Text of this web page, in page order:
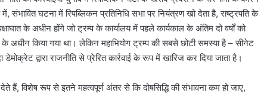
संभावित घटना में रिपब्लिकन प्रतिनिधि सभा पर नियंत्रण खो देता है, राष्ट्रपति के
के अधीन होंगे जो ट्रम्प के कार्यालय में पहले कार्यकाल के अंतिम दो वर्षों को
किया गया था। लेकिन महाभियोग ट्रम्प की सबसे छोटी समस्या है – सीनेट
डेमोक्रेट द्वारा राजनीति से प्रेरित कार्रवाई के रूप में खारिज कर दिया जाता है।
विशेष रूप से इतने महत्वपूर्ण अंतर से कि दोषसिद्धि की संभावना कम हो जाए,